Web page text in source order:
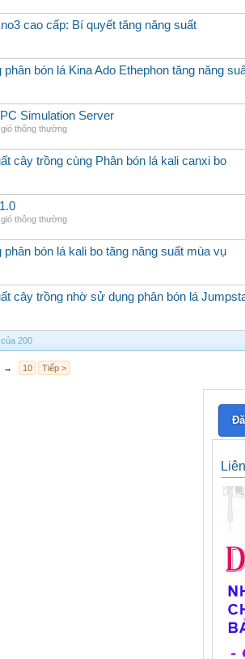
cao cấp: Bí quyết tăng năng suất
phân bón lá Kina Ado Ethephon tăng năng
Simulation Server
thông thường
cây trồng cùng Phân bón lá kali canxi bo
thông thường
phân bón lá kali bo tăng năng suất mùa vụ
cây trồng nhờ sử dụng phân bón lá
200
→ 10 Tiếp >